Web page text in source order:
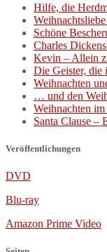
Hilfe, die
Schöne
Charles
Kevin – Allein
Die Geister,
Weihnachten
… und den
Weihnachten im
Santa Clause –
Veröffentlichungen
DVD
Blu-ray
Amazon Prime Video